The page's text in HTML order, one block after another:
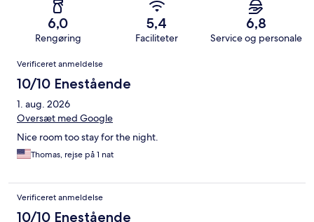
6,0
Rengøring
5,4
Faciliteter
6,8
Service og personale
Anmeldelser
Verificeret anmeldelse
10/10 Enestående
1. aug. 2026
Oversæt med Google
Nice room too stay for the night.
Thomas, rejse på 1 nat
Verificeret anmeldelse
10/10 Enestående